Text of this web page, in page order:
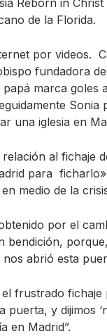
Reborn in
de la Florida.
por videos.
fundadora
marca goles
una iglesia en
al fichaje
para
medio de la
por el
bendición,
abrió esta
frustrado
puerta, y dijimos
en Madrid”.